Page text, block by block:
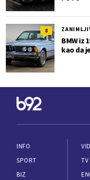
8
BMW iz
kao da
INFO
SPORT
BIZ
TV